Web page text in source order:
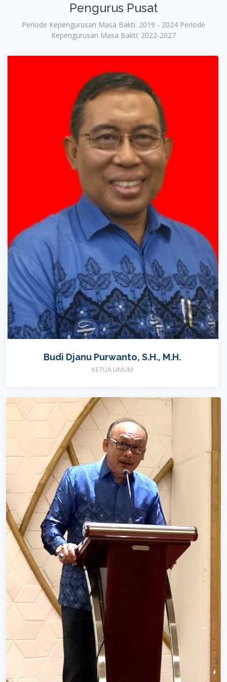
Pengurus Pusat
Periode Kepengurusan Masa Bakti: 2019 - 2024 Periode
Kepengurusan Masa Bakti: 2022-2027
Budi Djanu Purwanto, S.H., M.H.
KETUA UMUM